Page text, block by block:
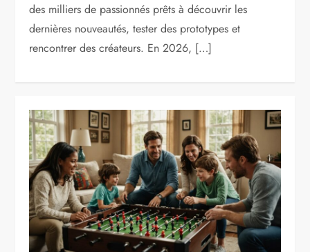
des milliers de passionnés prêts à découvrir les
dernières nouveautés, tester des prototypes et
rencontrer des créateurs. En 2026, […]